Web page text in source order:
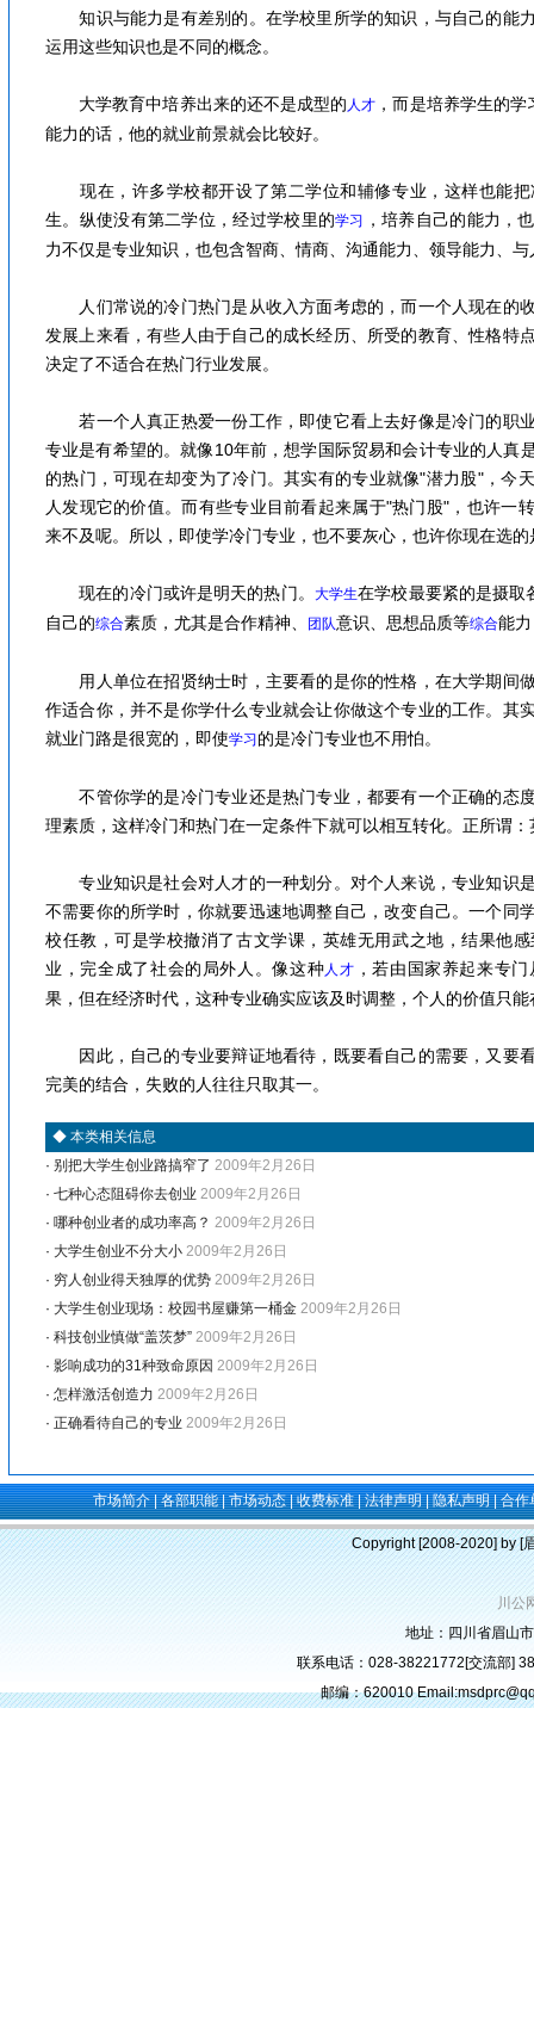
知识与能力是有差别的。在学校里所学的知识，与自己的能
运用这些知识也是不同的概念。
大学教育中培养出来的还不是成型的 人才 ，而是培养学生的
能力的话，他的就业前景就会比较好。
现在，许多学校都开设了第二学位和辅修专业，这样也能把
生。纵使没有第二学位，经过学校里的学习
，培养自己的能力，
力不仅是专业知识，也包含智商、情商、沟通能力、领导能力、
人们常说的冷门热门是从收入方面考虑的，而一个人现在的
发展上来看，有些人由于自己的成长经历、所受的教育、性格特
决定了不适合在热门行业发展。
若一个人真正热爱一份工作，即使它看上去好像是冷门的职
专业是有希望的。就像10年前，想学国际贸易和会计专业的人真
的热门，可现在却变为了冷门。其实有的专业就像"潜力股"，今
人发现它的价值。而有些专业目前看起来属于"热门股"，也许一
来不及呢。所以，即使学冷门专业，也不要灰心，也许你现在选
现在的冷门或许是明天的热门。 大学生在学校最要紧的是摄取
自己的综合素质，尤其是合作精神、 团队意识、思想品质等综合能
用人单位在招贤纳士时，主要看的是你的性格，在大学期间
作适合你，并不是你学什么专业就会让你做这个专业的工作。其
就业门路是很宽的，即使学习 的是冷门专业也不用怕。
不管你学的是冷门专业还是热门专业，都要有一个正确的态
理素质，这样冷门和热门在一定条件下就可以相互转化。正所谓
专业知识是社会对人才的一种划分。对个人来说，专业知识
不需要你的所学时，你就要迅速地调整自己，改变自己。一个同
校任教，可是学校撤消了古文学课，英雄无用武之地，结果他
业，完全成了社会的局外人。像这种人才 ，若由国家养起来专
果，但在经济时代，这种专业确实应该及时调整，个人的价值只
因此，自己的专业要辩证地看待，既要看自己的需要，又要
完美的结合，失败的人往往只取其一。
◆ 本类相关信息
· 别把大学生创业路搞窄了 2009年2月26日
· 七种心态阻碍你去创业 2009年2月26日
· 哪种创业者的成功率高？ 2009年2月26日
· 大学生创业不分大小 2009年2月26日
· 穷人创业得天独厚的优势 2009年2月26日
· 大学生创业现场：校园书屋赚第一桶金 2009年2月26日
· 科技创业慎做“盖茨梦” 2009年2月26日
· 影响成功的31种致命原因 2009年2月26日
· 怎样激活创造力 2009年2月26日
· 正确看待自己的专业 2009年2月26日
市场简介|各部职能|市场动态|收费标准|法律声明|隐私声明|合作
Copyright [2008-2020] by [
川公
地址：四川省眉山
联系电话：028-38221772[交流部]
邮编：620010